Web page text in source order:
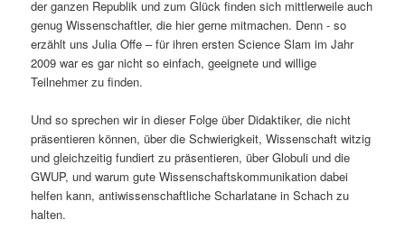
i
n
g
e
n
p
r
i
n
g
e
der ganzen Republik und zum Glück finden sich mittlerweile auch
genug Wissenschaftler, die hier gerne mitmachen. Denn - so
erzählt uns Julia Offe – für ihren ersten Science Slam im Jahr
2009 war es gar nicht so einfach, geeignete und willige
Teilnehmer zu finden.
Und so sprechen wir in dieser Folge über Didaktiker, die nicht
präsentieren können, über die Schwierigkeit, Wissenschaft witzig
und gleichzeitig fundiert zu präsentieren, über Globuli und die
GWUP, und warum gute Wissenschaftskommunikation dabei
helfen kann, antiwissenschaftliche Scharlatane in Schach zu
halten.